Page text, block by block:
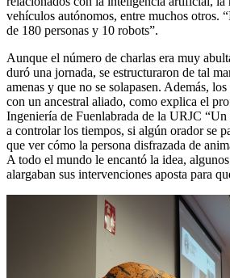
vehículos autónomos, entre muchos otros.
de 180 personas y 10 robots”.
Aunque el número de charlas era muy
duró una jornada, se estructuraron de tal
amenas y que no se solapasen. Además,
con un ancestral aliado, como explica el
Ingeniería de Fuenlabrada de la URJC
a controlar los tiempos, si algún orador se
que ver cómo la persona disfrazada de
A todo el mundo le encantó la idea, algunos
alargaban sus intervenciones aposta para